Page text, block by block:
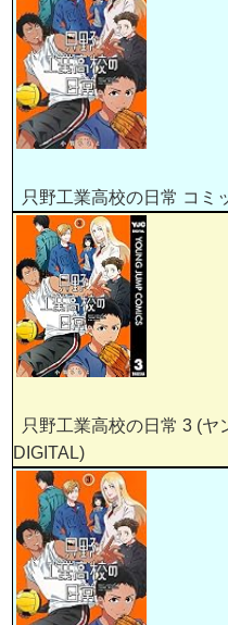
只野工業高校の日常 コミ
只野工業高校の日常 3 (ヤ
DIGITAL)